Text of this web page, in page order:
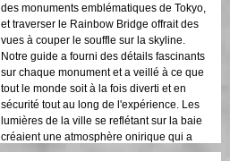
des monuments emblématiques de Tokyo,
et traverser le Rainbow Bridge offrait des
vues à couper le souffle sur la skyline.
Notre guide a fourni des détails fascinants
sur chaque monument et a veillé à ce que
tout le monde soit à la fois diverti et en
sécurité tout au long de l'expérience. Les
lumières de la ville se reflétant sur la baie
créaient une atmosphère onirique qui a
laissé une impression durable. Cette visite